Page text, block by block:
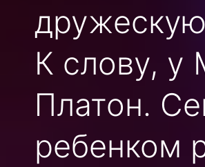
К слову, у
Платон.
ребенком